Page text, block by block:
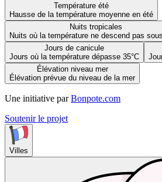
Température été
Hausse de la température moyenne en été
Nuits tropicales
Nuits où la température ne descend pas
Jours de canicule
Jours où la température dépasse 35°C
Élévation niveau mer
Élévation prévue du niveau de la mer
Une initiative par Bonpote.com
Soutenir le projet
Villes